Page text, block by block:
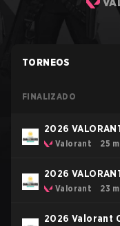
TORNEOS
FINALIZADO
2026 VALORANT Challengers North America:
Stage 3
Valorant 25
2026
Stage 2
Valorant 23
2026 Valorant